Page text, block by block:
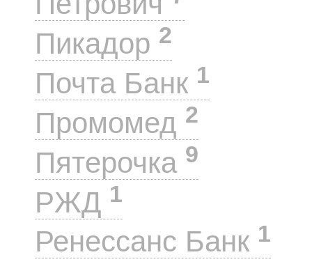
Пикадор 2
Почта Банк 1
Промомед 2
Пятерочка 9
РЖД 1
Ренессанс Банк 1